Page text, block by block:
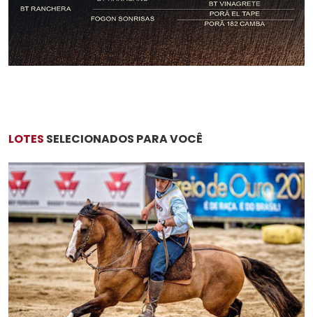
LOTES SELECIONADOS PARA VOCÊ